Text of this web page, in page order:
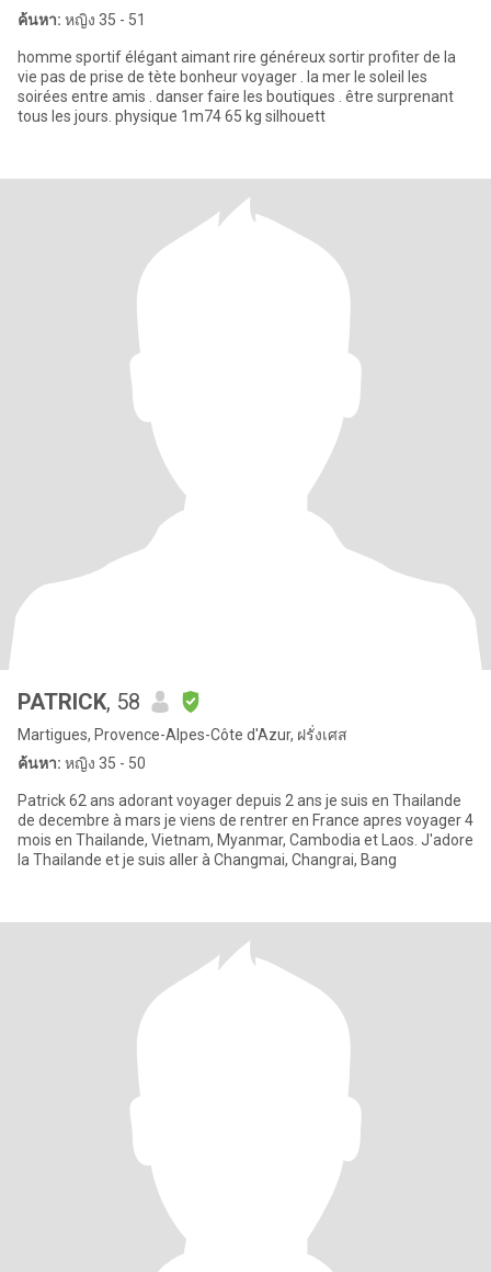
ค้นหา: หญิง 35 - 51
homme sportif élégant aimant rire généreux sortir profiter de la
vie pas de prise de tète bonheur voyager . la mer le soleil les
soirées entre amis . danser faire les boutiques . être surprenant
tous les jours. physique 1m74 65 kg silhouett
PATRICK, 58
Martigues, Provence-Alpes-Côte d'Azur, ฝรั่งเศส
ค้นหา: หญิง 35 - 50
Patrick 62 ans adorant voyager depuis 2 ans je suis en Thailande
de decembre à mars je viens de rentrer en France apres voyager 4
mois en Thailande, Vietnam, Myanmar, Cambodia et Laos. J'adore
la Thailande et je suis aller à Changmai, Changrai, Bang